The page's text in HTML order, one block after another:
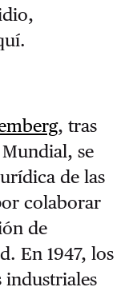
, tras
se
de las
colaborar
de
En 1947, los
industriales